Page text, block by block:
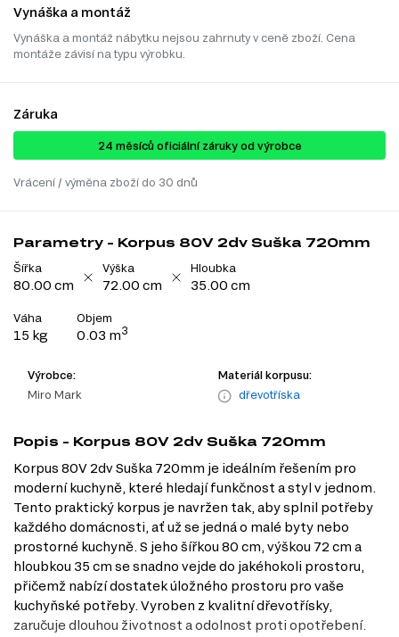
Vynáška a montáž
Vynáška a montáž nábytku nejsou zahrnuty v ceně zboží. Cena
montáže závisí na typu výrobku.
Záruka
24 ​​​​měsíců oficiální záruky od výrobce
Vrácení / výměna zboží do 30 dnů
Parametry - Korpus 80V 2dv Suška 720mm
Šířka
80.00 cm
Výška
72.00 cm
Hloubka
35.00 cm
Váha
15 kg
Objem
0.03 m3
Výrobce:
Miro Mark
Materiál korpusu:
dřevotříska
Popis - Korpus 80V 2dv Suška 720mm
Korpus 80V 2dv Suška 720mm je ideálním řešením pro
moderní kuchyně, které hledají funkčnost a styl v jednom.
Tento praktický korpus je navržen tak, aby splnil potřeby
každého domácnosti, ať už se jedná o malé byty nebo
prostorné kuchyně. S jeho šířkou 80 cm, výškou 72 cm a
hloubkou 35 cm se snadno vejde do jakéhokoli prostoru,
přičemž nabízí dostatek úložného prostoru pro vaše
kuchyňské potřeby. Vyroben z kvalitní dřevotřísky,
zaručuje dlouhou životnost a odolnost proti opotřebení.